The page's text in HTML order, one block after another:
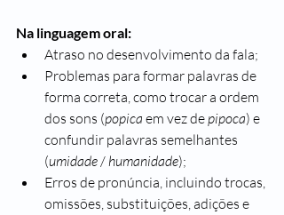
Na linguagem oral:
Atraso no desenvolvimento da fala;
Problemas para formar palavras de
forma correta, como trocar a ordem
dos sons (popica em vez de pipoca) e
confundir palavras semelhantes
(umidade / humanidade);
Erros de pronúncia, incluindo trocas,
omissões, substituições, adições e